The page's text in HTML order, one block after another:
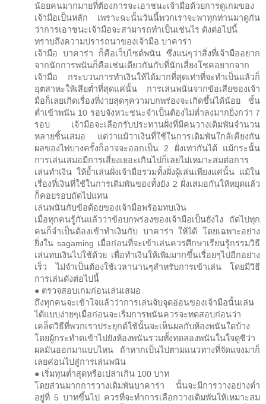
น้อยคนมากมายที่ต้องการจะเอาชนะเจ้ามือด้วยการดูเกมของ
เจ้ามือเป็นหลัก เพราะฉะนั้นวันนี้พวกเราจะพาทุกท่านมาดูกัน
ว่าการเอาชนะเจ้ามือจะสามารถทำเป็นเช่นไร ดังต่อไปนี้
ทราบถึงความปรารถนาของเจ้ามือ บาคาร่า
เจ้ามือ บาคาร่า ก็คือเว็บไซต์พนัน ซึ่งแน่ๆว่าสิ่งที่เจ้ามืออยาก
จากนักการพนันก็คือเช่นเดียวกันกับที่นักเสี่ยงโชคอยากจาก
เจ้ามือ กระบวนการทำเงินให้ได้มากที่สุดเท่าที่จะทำเป็นแล้วก็
อุตสาหะให้เสียต่ำที่สุดแค่นั้น การเล่นพนันจากข้อเสียของเจ้า
มือก็เลยเกิดเรื่องที่ง่ายสุดๆความบกพร่องจะเกิดขึ้นได้น้อย ขั้น
ต่ำเข้าพนัน 10 รอบจังหวะชนะจำเป็นต้องไม่ต่ำลงมากยิ่งกว่า 7
รอบ เจ้ามือจะเลือกรับประทานฝั่งที่มีคนวางเดิมพันจำนวน
หลายชิ้นเสมอ แต่ว่าแม้ว่าเงินที่ใช้ในการเดิมพันใกล้เคียงกัน
ผลของไพ่บางครั้งก็อาจจะออกเป็น 2 ฝั่งเท่ากันได้ แม้กระนั้น
การเล่นเสมอมีการเสี่ยงเยอะเกินไปก็เลยไม่เหมาะสมต่อการ
เล่นทำเงิน ให้ย้ำเล่นฝั่งเจ้ามือรวมทั้งฝั่งผู้เล่นเพียงแค่นั้น แม้ใน
เรื่องที่เงินที่ใช้ในการเดิมพันของทั้งยัง 2 ฝั่งเสมอกันให้หยุดแล้ว
ก็คอยรอบถัดไปแทน
เล่นพนันกับข้อด้อยของเจ้ามือพร้อมทบเงิน
เมื่อทุกคนรู้กันแล้วว่าข้อบกพร่องของเจ้ามือเป็นยังไง ถัดไปทุก
คนก็จำเป็นต้องเข้าทำเงินกับ บาคาร่า ให้ได้ โดยเฉพาะอย่าง
ยิ่งใน sagaming เมื่อก่อนที่จะเข้าเล่นควรศึกษาเรียนรู้กรรมวิธี
เล่นทบเงินไปใช้ด้วย เพื่อทำเงินให้เพิ่มมากขึ้นเรื่อยๆไปอีกอย่าง
เร็ว ไม่จำเป็นต้องใช้เวลานานๆสำหรับการเข้าเล่น โดยมีวิธี
การเล่นดังต่อไปนี้
● ตรวจสอบเกมก่อนเล่นเสมอ
ถึงทุกคนจะเข้าใจแล้วว่าการเล่นจับจุดอ่อนของเจ้ามือนั้นเล่น
ได้แบบง่ายๆเมื่อก่อนจะเริ่มการพนันควรจะทดสอบก่อนว่า
เคล็ดวิธีที่พวกเราประยุกต์ใช้นั้นจะเห็นผลกับห้องพนันใดบ้าง
โดยผู้กระทำดเข้าไปยังห้องพนันรวมทั้งทดลองพนันในใจดูซิว่า
ผลมันออกมาแบบไหน ถ้าหากเป็นไปตามแนวทางที่จัดแจงมาก็
เลยค่อนไปสู่การเล่นพนัน
● เริ่มทุนต่ำสุดหรือเปล่าเกิน 100 บาท
โดยส่วนมากการวางเดิมพันบาคาร่า นั้นจะมีการวางอย่างต่ำ
อยู่ที่ 5 บาทขึ้นไป ควรที่จะทำการเลือกวางเดิมพันให้เหมาะสม